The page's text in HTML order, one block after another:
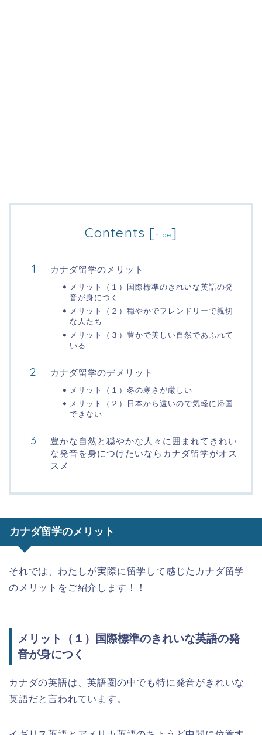
Contents [hide]
カナダ留学のメリット
メリット（１）国際標準のきれいな英語の発
音が身につく
メリット（２）穏やかでフレンドリーで親切
な人たち
メリット（３）豊かで美しい自然であふれて
いる
カナダ留学のデメリット
メリット（１）冬の寒さが厳しい
メリット（２）日本から遠いので気軽に帰国
できない
豊かな自然と穏やかな人々に囲まれてきれい
な発音を身につけたいならカナダ留学がオス
スメ
カナダ留学のメリット
それでは、わたしが実際に留学して感じたカナダ留学
のメリットをご紹介します！！
メリット（１）国際標準のきれいな英語の発
音が身につく
カナダの英語は、英語圏の中でも特に発音がきれいな
英語だと言われています。